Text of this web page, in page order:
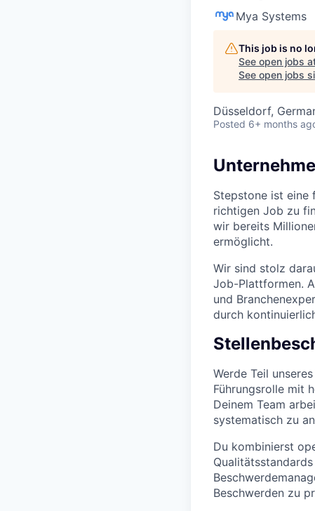
Mya Systems
This job is no
See open jobs
See open jobs
Düsseldorf,
Posted 6+ months
Stepstone ist eine
richtigen Job zu
wir bereits
ermöglicht.
Wir sind stolz
Job-Plattformen.
und
durch
Werde Teil
Führungsrolle mit
Deinem Team
systematisch zu
Du kombinierst
Beschwerden zu